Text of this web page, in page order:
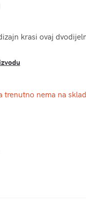
krasi ovaj
trenutno nema na